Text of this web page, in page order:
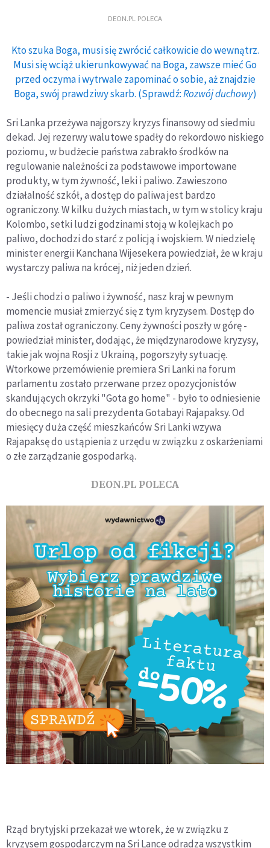
DEON.PL POLECA
Kto szuka Boga, musi się zwrócić całkowicie do wewnątrz.
Musi się wciąż ukierunkowywać na Boga, zawsze mieć Go
przed oczyma i wytrwale zapominać o sobie, aż znajdzie
Boga, swój prawdziwy skarb. (Sprawdź:Rozwój duchowy)
Sri Lanka przeżywa najgorszy kryzys finansowy od siedmiu
dekad. Jej rezerwy walutowe spadły do rekordowo niskiego
poziomu, w budżecie państwa zabrakło środków na
regulowanie należności za podstawowe importowane
produkty, w tym żywność, leki i paliwo. Zawieszono
działalność szkół, a dostęp do paliwa jest bardzo
ograniczony. W kilku dużych miastach, w tym w stolicy kraju
Kolombo, setki ludzi godzinami stoją w kolejkach po
paliwo, dochodzi do starć z policją i wojskiem. W niedzielę
minister energii Kanchana Wijesekera powiedział, że w kraju
wystarczy paliwa na krócej, niż jeden dzień.
- Jeśli chodzi o paliwo i żywność, nasz kraj w pewnym
momencie musiał zmierzyć się z tym kryzysem. Dostęp do
paliwa został ograniczony. Ceny żywności poszły w górę -
powiedział minister, dodając, że międzynarodowe kryzysy,
takie jak wojna Rosji z Ukrainą, pogorszyły sytuację.
Wtorkowe przemówienie premiera Sri Lanki na forum
parlamentu zostało przerwane przez opozycjonistów
skandujących okrzyki "Gota go home" - było to odniesienie
do obecnego na sali prezydenta Gotabayi Rajapaksy. Od
miesięcy duża część mieszkańców Sri Lanki wzywa
Rajapaksę do ustąpienia z urzędu w związku z oskarżeniami
o złe zarządzanie gospodarką.
DEON.PL POLECA
Rząd brytyjski przekazał we wtorek, że w związku z
kryzysem gospodarczym na Sri Lance odradza wszystkim